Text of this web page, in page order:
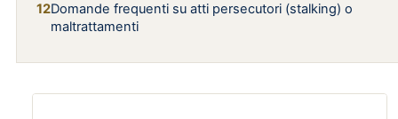
Domande frequenti su atti persecutori (stalking) o
maltrattamenti